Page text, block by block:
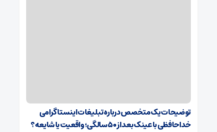
توضیحات یک متخصص درباره تبلیغات اینستاگرامی
خداحافظی با عینک بعد از ۵۰ سالگی؛ واقعیت یا شایعه؟